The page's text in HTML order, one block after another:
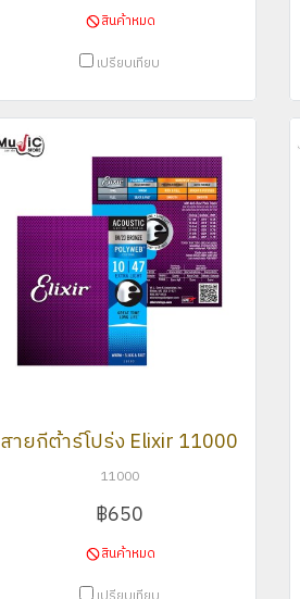
สินค้าหมด
เปรียบเทียบ
สายกีต้าร์โปร่ง Elixir 11000
11000
฿650
สินค้าหมด